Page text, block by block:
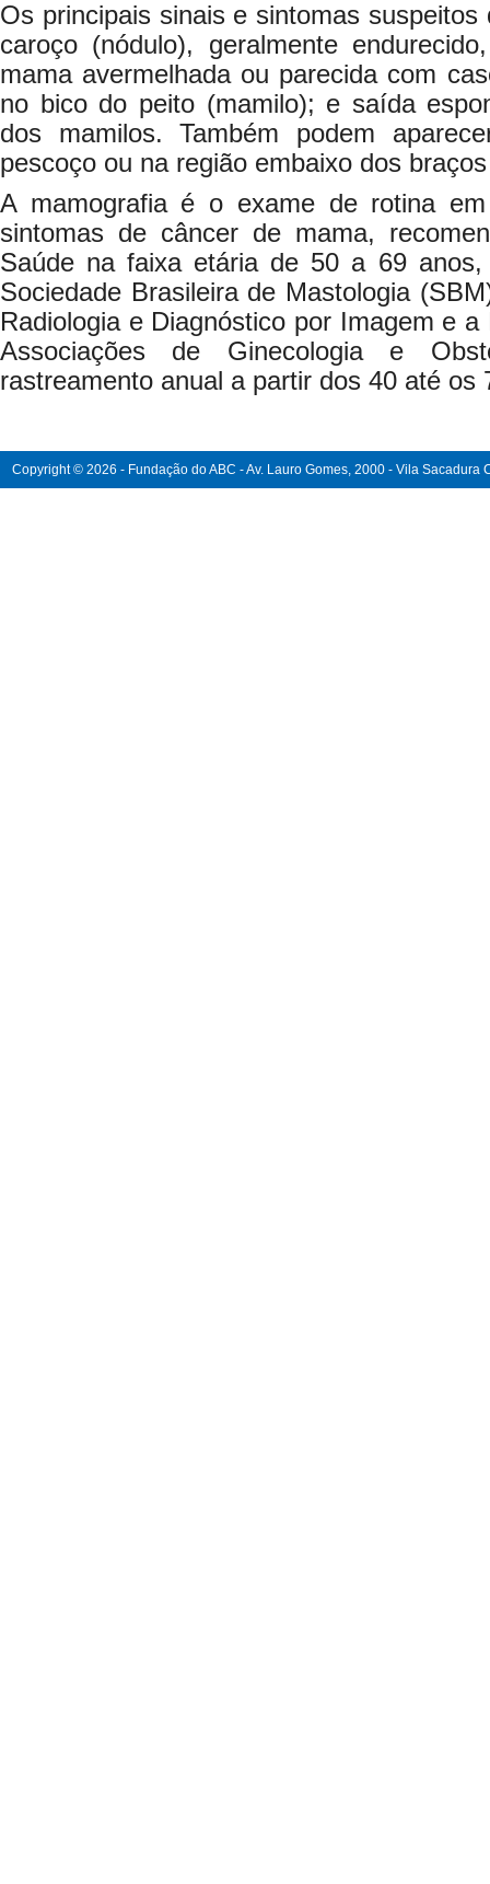
Os principais sinais e sintomas
caroço (nódulo), geralmente
mama avermelhada ou parecida com
no bico do peito (mamilo); e saída
dos mamilos. Também podem
pescoço ou na região embaixo dos
A mamografia é o exame de rotina
sintomas de câncer de mama,
Saúde na faixa etária de 50 a 69
Sociedade Brasileira de Mastologia
Radiologia e Diagnóstico por Imagem e
Associações de Ginecologia e
rastreamento anual a partir dos 40 até os
Copyright © 2026 - Fundação do ABC - Av. Lauro Gomes, 2000 - Vila